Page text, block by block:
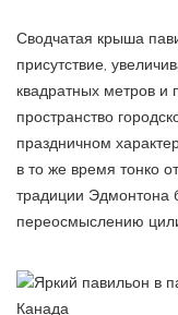
Сводчатая крыша
присутствие,
квадратных метров
пространство
праздничном
в то же время тонко
традиции Эдмонтона
переосмыслению